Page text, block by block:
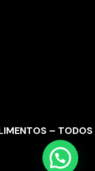
– TODOS